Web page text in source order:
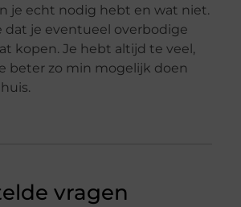
je echt nodig hebt en wat niet.
dat je eventueel overbodige
kopen. Je hebt altijd te veel,
beter zo min mogelijk doen
vragen